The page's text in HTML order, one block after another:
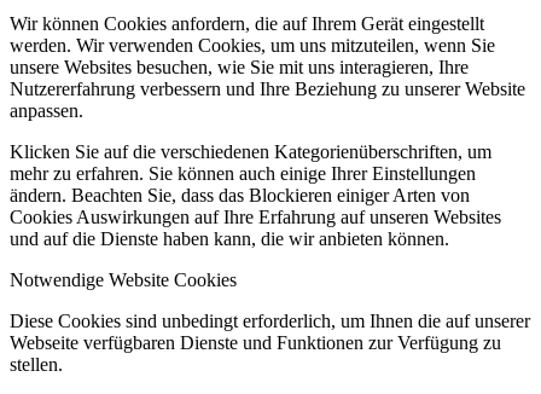
Wir können Cookies anfordern, die auf Ihrem Gerät eingestellt
werden. Wir verwenden Cookies, um uns mitzuteilen, wenn Sie
unsere Websites besuchen, wie Sie mit uns interagieren, Ihre
Nutzererfahrung verbessern und Ihre Beziehung zu unserer Website
anpassen.
Klicken Sie auf die verschiedenen Kategorienüberschriften, um
mehr zu erfahren. Sie können auch einige Ihrer Einstellungen
ändern. Beachten Sie, dass das Blockieren einiger Arten von
Cookies Auswirkungen auf Ihre Erfahrung auf unseren Websites
und auf die Dienste haben kann, die wir anbieten können.
Notwendige Website Cookies
Diese Cookies sind unbedingt erforderlich, um Ihnen die auf unserer
Webseite verfügbaren Dienste und Funktionen zur Verfügung zu
stellen.